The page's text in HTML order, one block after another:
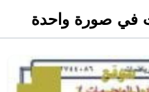
صورة واحدة